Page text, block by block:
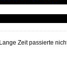
Zeit passierte